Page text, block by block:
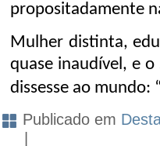
propositadamente
Mulher distinta,
quase inaudível, e
dissesse ao mundo:
Publicado em